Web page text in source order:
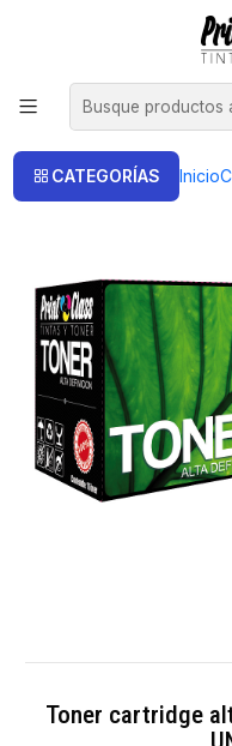
CATEGORÍAS Inicio
📦 Envío
Toner
Toner cartridge
Toner cartridge